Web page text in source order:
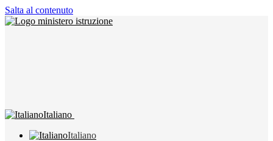
Salta al contenuto
Italiano
Italiano